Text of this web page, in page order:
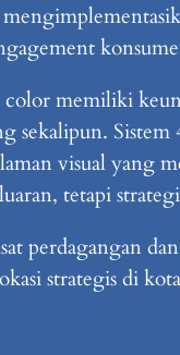
memiliki
sekalipun.
visual yang
tetapi
perdagangan
strategis di